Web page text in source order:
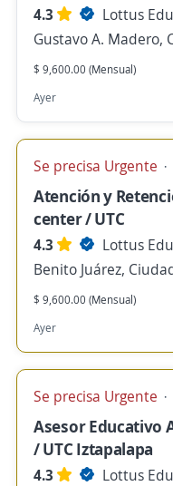
4.3
Lottus
Gustavo A. Madero,
$ 9,600.00 (Mensual)
Ayer
Se precisa Urgente
Atención y
center / UTC
4.3
Lottus
Benito Juárez,
$ 9,600.00 (Mensual)
Ayer
Se precisa Urgente
Asesor Educativo
/ UTC Iztapalapa
4.3
Lottus